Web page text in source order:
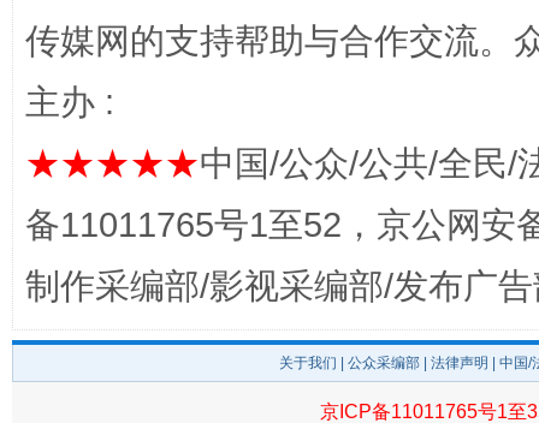
传媒网的支持帮助与合作交流。
主办 :
★★★★★中国/公众/公共/全民/
备11011765号1至52，京公网安
制作采编部/影视采编部/发布广
关于我们 公众采编部 法律声明 | 中国
京ICP备11011765号1至